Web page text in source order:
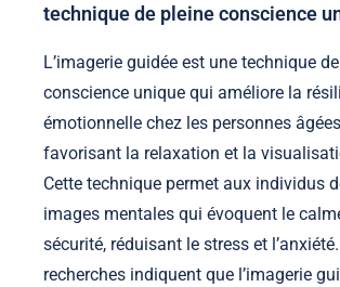
technique de pleine conscience
L’imagerie guidée est une technique
conscience unique qui améliore la
émotionnelle chez les personnes
favorisant la relaxation et la
Cette technique permet aux individus
images mentales qui évoquent le
sécurité, réduisant le stress et
recherches indiquent que l’imagerie